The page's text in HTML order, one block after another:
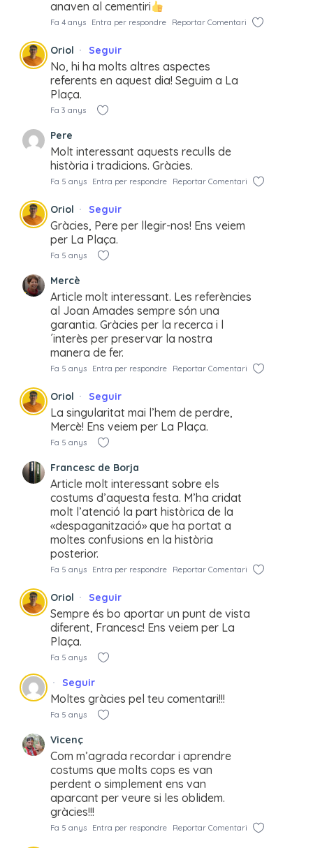
anaven al cementiri
Fa 4 anys Entra per respondre Reportar Comentari
Oriol Seguir
No, hi ha molts altres aspectes
referents en aquest dia! Seguim a La
Plaça.
Fa 3 anys
Pere
Molt interessant aquests reculls de
història i tradicions. Gràcies.
Fa 5 anys Entra per respondre Reportar Comentari
Oriol Seguir
Gràcies, Pere per llegir-nos! Ens veiem
per La Plaça.
Fa 5 anys
Mercè
Article molt interessant. Les referències
al Joan Amades sempre són una
garantia. Gràcies per la recerca i l
´interès per preservar la nostra
manera de fer.
Fa 5 anys Entra per respondre Reportar Comentari
Oriol Seguir
La singularitat mai l’hem de perdre,
Mercè! Ens veiem per La Plaça.
Fa 5 anys
Francesc de Borja
Article molt interessant sobre els
costums d’aquesta festa. M’ha cridat
molt l’atenció la part històrica de la
«despaganització» que ha portat a
moltes confusions en la història
posterior.
Fa 5 anys Entra per respondre Reportar Comentari
Oriol Seguir
Sempre és bo aportar un punt de vista
diferent, Francesc! Ens veiem per La
Plaça.
Fa 5 anys
Seguir
Moltes gràcies pel teu comentari!!!
Fa 5 anys
Vicenç
Com m’agrada recordar i aprendre
costums que molts cops es van
perdent o simplement ens van
aparcant per veure si les oblidem.
gràcies!!!
Fa 5 anys Entra per respondre Reportar Comentari